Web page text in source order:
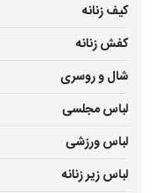
کیف زنانه
کفش زنانه
شال و روسری
لباس مجلسی
لباس ورزشی
لباس زیر زنانه